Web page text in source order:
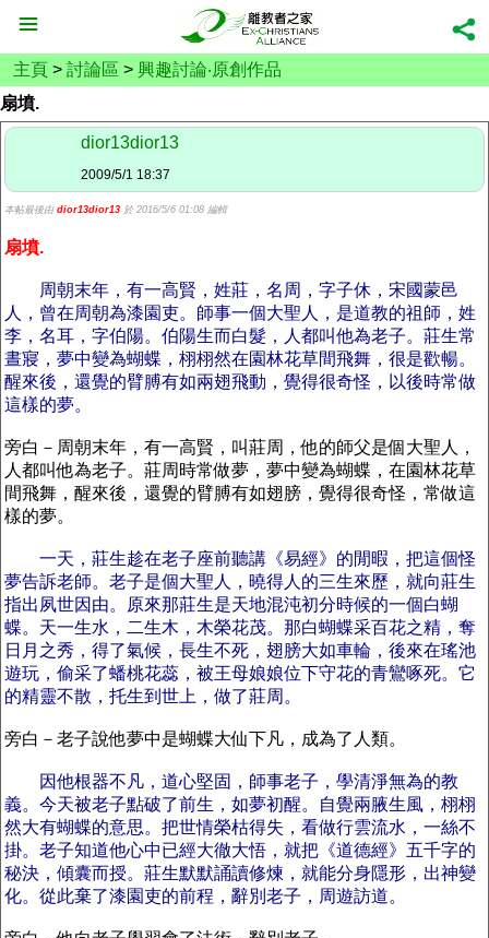
主頁 > 討論區 > 興趣討論‧原創作品
扇墳.
dior13dior13
2009/5/1 18:37
本帖最後由 dior13dior13 於 2016/5/6 01:08 編輯
扇墳.
周朝末年，有一高賢，姓莊，名周，字子休，宋國蒙邑
人，曾在周朝為漆園吏。師事一個大聖人，是道教的祖師，姓
李，名耳，字伯陽。伯陽生而白髮，人都叫他為老子。莊生常
晝寢，夢中變為蝴蝶，栩栩然在園林花草間飛舞，很是歡暢。
醒來後，還覺的臂膊有如兩翅飛動，覺得很奇怪，以後時常做
這樣的夢。
旁白－周朝末年，有一高賢，叫莊周，他的師父是個大聖人，
人都叫他為老子。莊周時常做夢，夢中變為蝴蝶，在園林花草
間飛舞，醒來後，還覺的臂膊有如翅膀，覺得很奇怪，常做這
樣的夢。
一天，莊生趁在老子座前聽講《易經》的閒暇，把這個怪
夢告訴老師。老子是個大聖人，曉得人的三生來歷，就向莊生
指出夙世因由。原來那莊生是天地混沌初分時候的一個白蝴
蝶。天一生水，二生木，木榮花茂。那白蝴蝶采百花之精，奪
日月之秀，得了氣候，長生不死，翅膀大如車輪，後來在瑤池
遊玩，偷采了蟠桃花蕊，被王母娘娘位下守花的青鸞啄死。它
的精靈不散，托生到世上，做了莊周。
旁白－老子說他夢中是蝴蝶大仙下凡，成為了人類。
因他根器不凡，道心堅固，師事老子，學清淨無為的教
義。今天被老子點破了前生，如夢初醒。自覺兩腋生風，栩栩
然大有蝴蝶的意思。把世情榮枯得失，看做行雲流水，一絲不
掛。老子知道他心中已經大徹大悟，就把《道德經》五千字的
秘決，傾囊而授。莊生默默誦讀修煉，就能分身隱形，出神變
化。從此棄了漆園吏的前程，辭別老子，周遊訪道。